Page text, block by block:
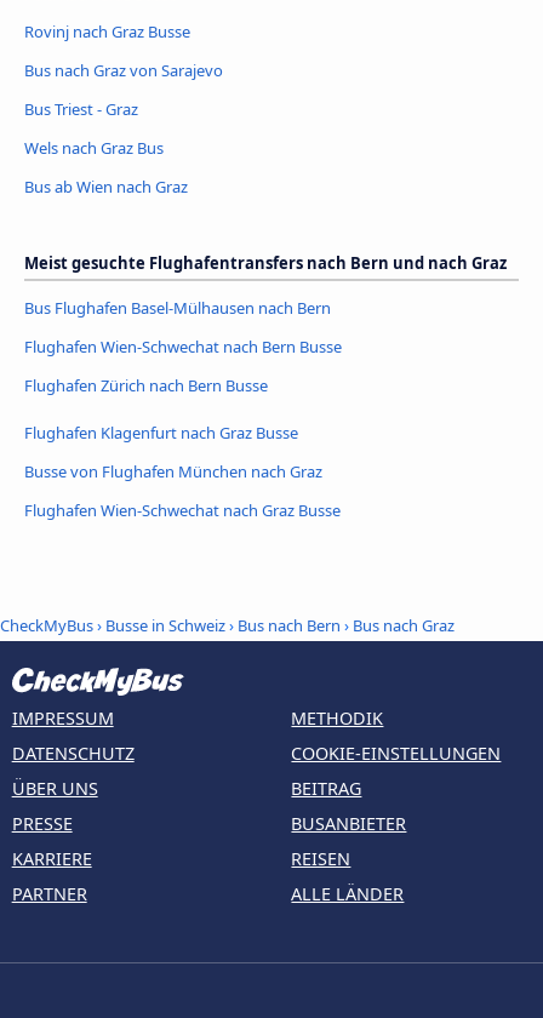
Rovinj nach Graz Busse
Bus nach Graz von Sarajevo
Bus Triest - Graz
Wels nach Graz Bus
Bus ab Wien nach Graz
Meist gesuchte Flughafentransfers nach Bern und nach Graz
Bus Flughafen Basel-Mülhausen nach Bern
Flughafen Wien-Schwechat nach Bern Busse
Flughafen Zürich nach Bern Busse
Flughafen Klagenfurt nach Graz Busse
Busse von Flughafen München nach Graz
Flughafen Wien-Schwechat nach Graz Busse
CheckMyBus› Busse in Schweiz› Bus nach Bern › Bus nach Graz
IMPRESSUM
DATENSCHUTZ
ÜBER UNS
PRESSE
KARRIERE
PARTNER
METHODIK
COOKIE-EINSTELLUNGEN
BEITRAG
BUSANBIETER
REISEN
ALLE LÄNDER